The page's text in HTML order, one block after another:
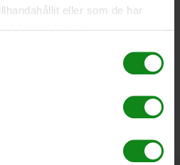
eller som de har